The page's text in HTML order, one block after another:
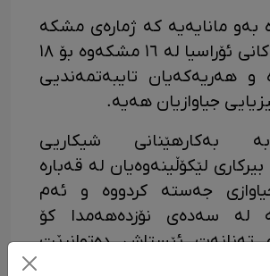
بەو مانایەیە کە ژمارەی مشکە
کوێرە ناسراوەکانی ئۆراسیا لە ١٦ مشکەوە بۆ ١٨
و هەریەکەیان تایبەتمەندیی
جیاوازیان هەیە.
بەکارهێنانی شیکاریی
لێکۆڵینەوەیان لە قەبارە
جەستە کردووە و ئەم
لە سەدەی نۆزدەهەمدا کۆ
تەنانەت ئێستاش دەتوانرێت